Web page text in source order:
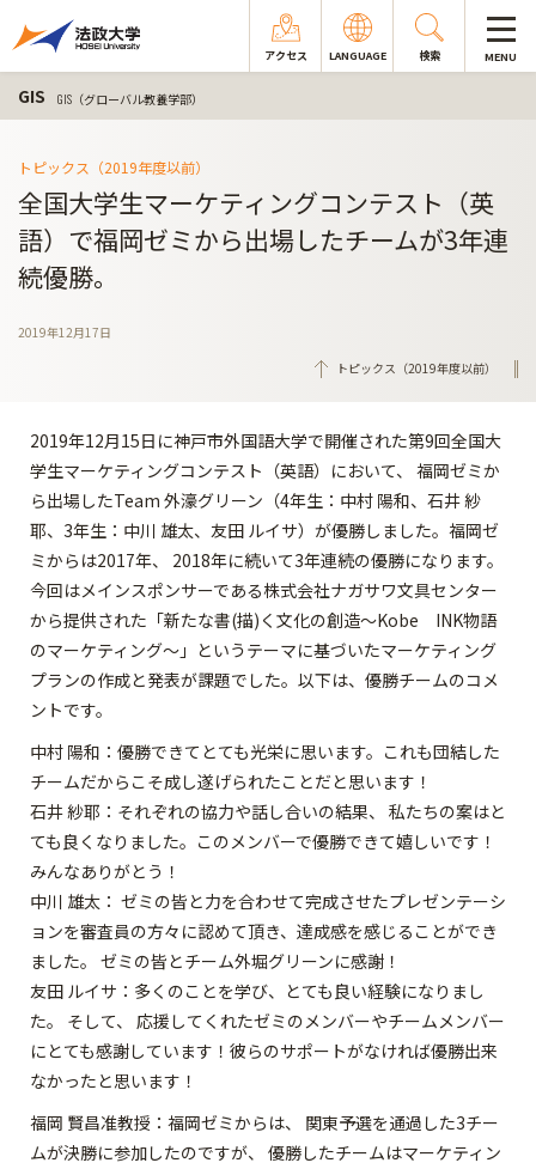
アクセス LANGUAGE 検索 MENU
GIS GIS（グローバル教養学部）
トピックス（2019年度以前）
全国大学生マーケティングコンテスト（英
語）で福岡ゼミから出場したチームが3年連
続優勝。
2019年12月17日
トピックス（2019年度以前）
2019年12月15日に神戸市外国語大学で開催された第9回全国大
学生マーケティングコンテスト（英語）において、 福岡ゼミか
ら出場したTeam 外濠グリーン（4年生：中村 陽和、石井 紗
耶、3年生：中川 雄太、友田 ルイサ）が優勝しました。福岡ゼ
ミからは2017年、 2018年に続いて3年連続の優勝になります。
今回はメインスポンサーである株式会社ナガサワ文具センター
から提供された「新たな書(描)く文化の創造～Kobe INK物語
のマーケティング～」というテーマに基づいたマーケティング
プランの作成と発表が課題でした。以下は、優勝チームのコメ
ントです。
中村 陽和：優勝できてとても光栄に思います。これも団結した
チームだからこそ成し遂げられたことだと思います！
石井 紗耶：それぞれの協力や話し合いの結果、 私たちの案はと
ても良くなりました。このメンバーで優勝できて嬉しいです！
みんなありがとう！
中川 雄太： ゼミの皆と力を合わせて完成させたプレゼンテーシ
ョンを審査員の方々に認めて頂き、達成感を感じることができ
ました。 ゼミの皆とチーム外堀グリーンに感謝！
友田 ルイサ：多くのことを学び、とても良い経験になりまし
た。 そして、 応援してくれたゼミのメンバーやチームメンバー
にとても感謝しています！彼らのサポートがなければ優勝出来
なかったと思います！
福岡 賢昌准教授：福岡ゼミからは、 関東予選を通過した3チー
ムが決勝に参加したのですが、 優勝したチームはマーケティン